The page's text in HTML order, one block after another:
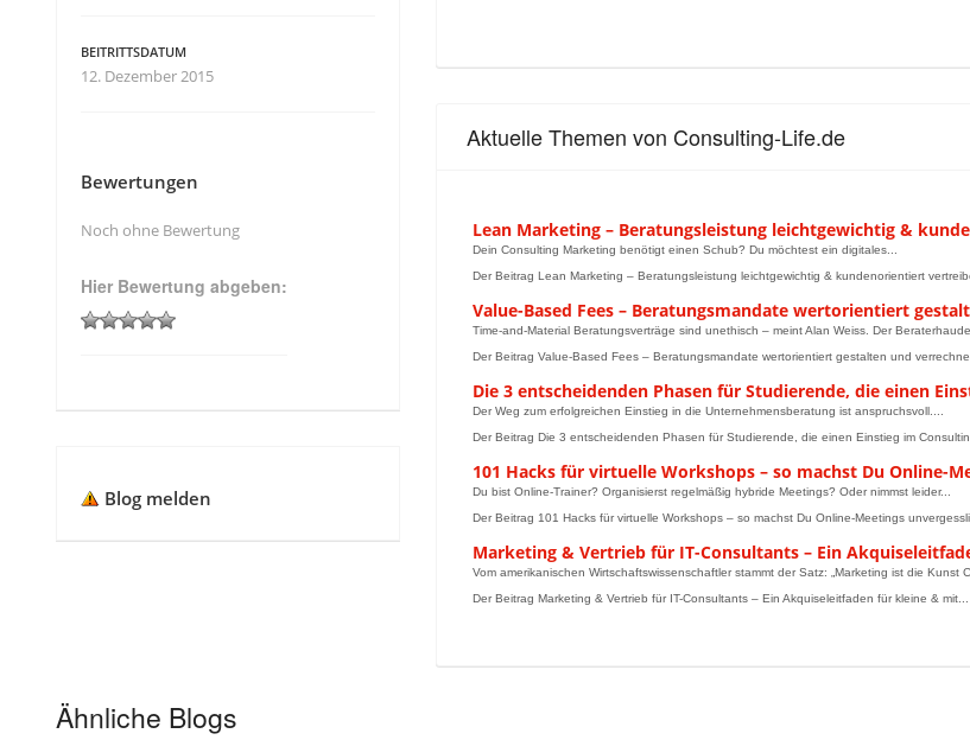
Aktuelle Themen von Consulting-Life.de
Lean Marketing – Beratungsleistung leichtgewichtig &
Dein Consulting Marketing benötigt einen Schub? Du möchtest ein digitales...
Der Beitrag Lean Marketing – Beratungsleistung leichtgewichtig & kundenorientiert
Value-Based Fees – Beratungsmandate wertorientiert
Time-and-Material Beratungsverträge sind unethisch – meint Alan Weiss. Der
Der Beitrag Value-Based Fees – Beratungsmandate wertorientiert gestalten und
Die 3 entscheidenden Phasen für Studierende, die einen
Der Weg zum erfolgreichen Einstieg in die Unternehmensberatung ist anspruchsvoll....
Der Beitrag Die 3 entscheidenden Phasen für Studierende, die einen Einstieg im
101 Hacks für virtuelle Workshops – so machst Du Online-
Du bist Online-Trainer? Organisierst regelmäßig hybride Meetings? Oder nimmst leider...
Der Beitrag 101 Hacks für virtuelle Workshops – so machst Du Online-Meetings
Marketing & Vertrieb für IT-Consultants – Ein
Vom amerikanischen Wirtschaftswissenschaftler stammt der Satz: „Marketing ist die Kunst
Der Beitrag Marketing & Vertrieb für IT-Consultants – Ein Akquiseleitfaden für kleine & mit...
BEITRITTSDATUM
12. Dezember 2015
Bewertungen
Noch ohne Bewertung
Hier Bewertung abgeben:
Blog melden
Ähnliche Blogs